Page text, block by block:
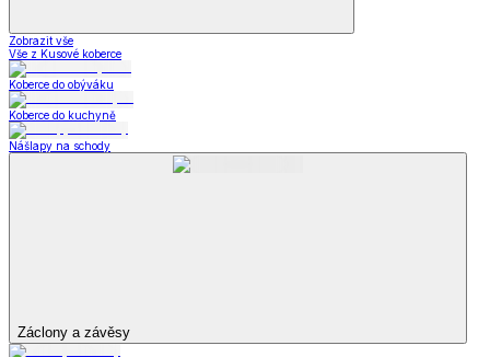
Zobrazit vše
Vše z Kusové koberce
Koberce do obýváku
Koberce do kuchyně
Nášlapy na schody
Záclony a závěsy